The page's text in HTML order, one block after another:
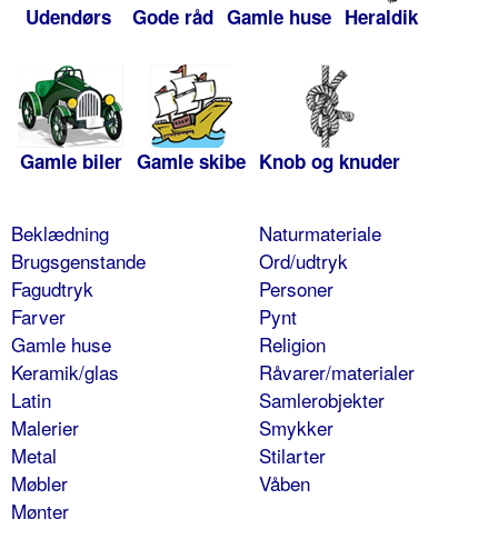
Udendørs Gode råd Gamle huse Heraldik
Gamle biler Gamle skibe Knob og knuder
Beklædning
Brugsgenstande
Fagudtryk
Farver
Gamle huse
Keramik/glas
Latin
Malerier
Metal
Møbler
Mønter
Naturmateriale
Ord/udtryk
Personer
Pynt
Religion
Råvarer/materialer
Samlerobjekter
Smykker
Stilarter
Våben